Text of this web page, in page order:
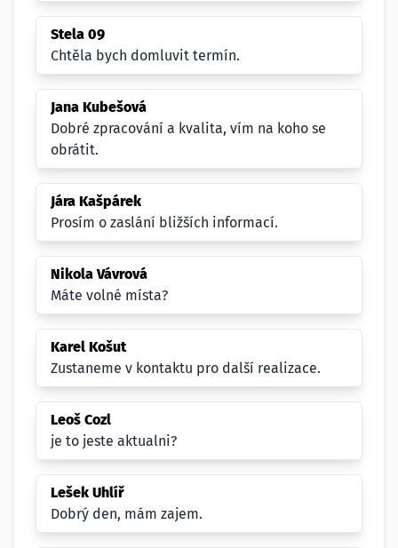
Stela 09
Chtěla bych domluvit termín.
Jana Kubešová
Dobré zpracování a kvalita, vím na koho se
obrátit.
Jára Kašpárek
Prosím o zaslání bližších informací.
Nikola Vávrová
Máte volné místa?
Karel Košut
Zustaneme v kontaktu pro další realizace.
Leoš Cozl
je to jeste aktualni?
Lešek Uhlíř
Dobrý den, mám zajem.